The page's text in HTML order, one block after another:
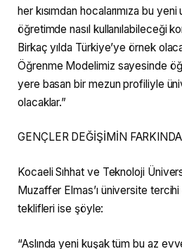
her kısımdan hocalarımıza bu
öğretimde nasıl kullanılabileceği
Birkaç yılda Türkiye’ye örnek
Öğrenme Modelimiz sayesinde
yere basan bir mezun profiliyle
olacaklar.”
GENÇLER DEĞİŞİMİN FARKINDA
Kocaeli Sıhhat ve Teknoloji
Muzaffer Elmas’ı üniversite
teklifleri ise şöyle:
“Aslında yeni kuşak tüm bu az